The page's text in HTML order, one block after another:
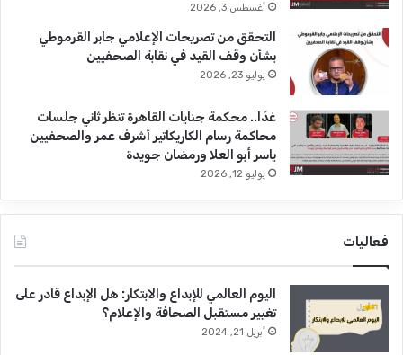
أغسطس 3, 2026
التحقق من تصريحات الإعلامي جابر القرموطي
بشأن وقف القيد في نقابة الصحفيين
يوليو 23, 2026
غدًا.. محكمة جنايات القاهرة تنظر ثاني جلسات
محاكمة رسام الكاريكاتير أشرف عمر والصحفيين
ياسر أبو العلا ورمضان جويدة
يوليو 12, 2026
فعاليات
اليوم العالمي للإبداع والابتكار: هل الإبداع قادر على
تغيير مستقبل الصحافة والإعلام؟
أبريل 21, 2024